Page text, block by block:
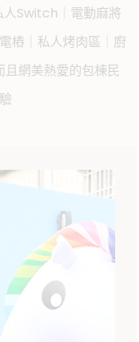
人Switch｜電動麻將
樁｜私人烤肉區｜廚
網美熱愛的包棟民